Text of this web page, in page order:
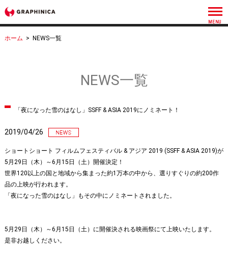
ホーム > NEWS一覧
NEWS一覧
「夜になった雪のはなし」SSFF & ASIA 2019にノミネート！
2019/04/26
ショートショート フィルムフェスティバル & アジア 2019 (SSFF & ASIA 2019)が
5月29日（木）～6月15日（土）開催決定！
世界120以上の国と地域から集まった約1万本の中から、選りすぐりの約200作
品の上映が行われます。
「夜になった雪のはなし」もその中にノミネートされました。
5月29日（木）～6月15日（土）に開催決される映画祭にて上映いたします。
是非お越しください。